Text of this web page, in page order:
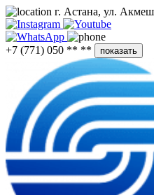
г. Астана, ул.
+7 (771) 050 ** ** показать